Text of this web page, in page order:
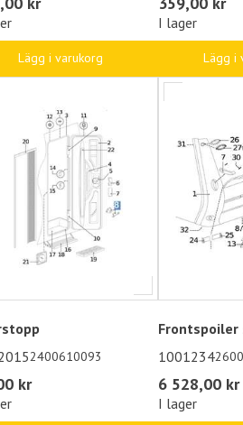
Lägg i varukorg
I lager
Lägg i
2400610093
kr
Frontspoiler
1001234
6 528,00 kr
I lager